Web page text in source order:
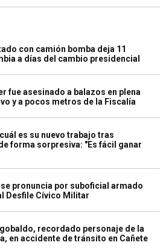
con camión bomba deja 11
a días del cambio presidencial
fue asesinado a balazos en plena
y a pocos metros de la Fiscalía
es su nuevo trabajo tras
forma sorpresiva: "Es fácil ganar
pronuncia por suboficial armado
Desfile Cívico Militar
recordado personaje de la
en accidente de tránsito en Cañete